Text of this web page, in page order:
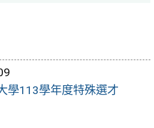
學113學年度特殊選才